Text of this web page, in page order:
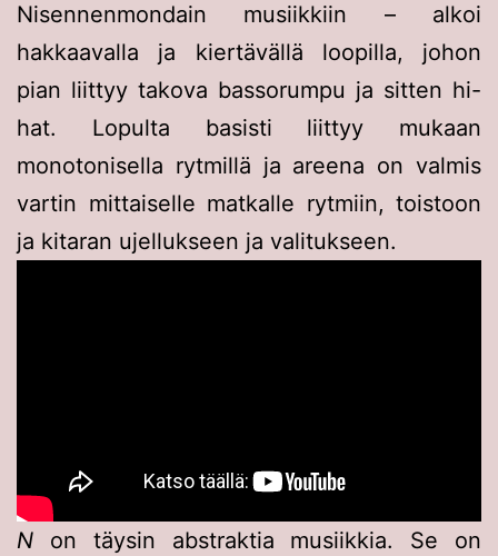
Nisennenmondain musiikkiin – alkoi
hakkaavalla ja kiertävällä loopilla, johon
pian liittyy takova bassorumpu ja sitten hi-
hat. Lopulta basisti liittyy mukaan
monotonisella rytmillä ja areena on valmis
vartin mittaiselle matkalle rytmiin, toistoon
ja kitaran ujellukseen ja valitukseen.
N on täysin abstraktia musiikkia. Se on